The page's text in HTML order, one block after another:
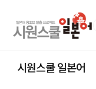
시원스쿨 일본어